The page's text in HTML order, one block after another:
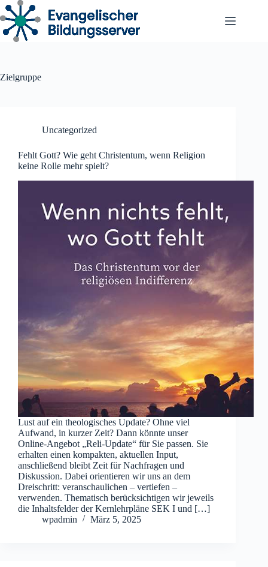
Zum
Inhalt
springen
Zielgruppe
Uncategorized
Fehlt Gott? Wie geht Christentum, wenn Religion
keine Rolle mehr spielt?
Lust auf ein theologisches Update? Ohne viel
Aufwand, in kurzer Zeit? Dann könnte unser
Online-Angebot „Reli-Update“ für Sie passen. Sie
erhalten einen kompakten, aktuellen Input,
anschließend bleibt Zeit für Nachfragen und
Diskussion. Dabei orientieren wir uns an dem
Dreischritt: veranschaulichen – vertiefen –
verwenden. Thematisch berücksichtigen wir jeweils
die Inhaltsfelder der Kernlehrpläne SEK I und […]
wpadmin
März 5, 2025